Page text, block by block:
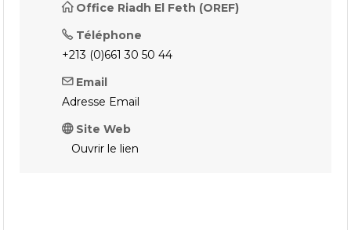
Office Riadh El Feth (OREF)
Téléphone
+213 (0)661 30 50 44
Email
Adresse Email
Site Web
Ouvrir le lien